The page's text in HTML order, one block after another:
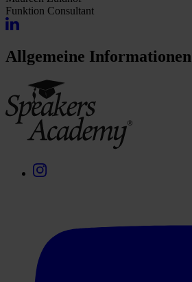
Funktion Consultant
Allgemeine Informationen